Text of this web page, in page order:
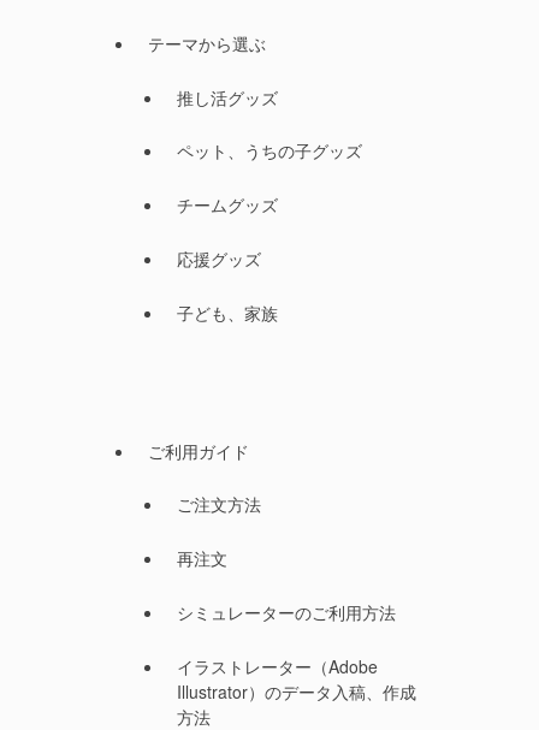
テーマから選ぶ
推し活グッズ
ペット、うちの子グッズ
チームグッズ
応援グッズ
子ども、家族
ご利用ガイド
ご注文方法
再注文
シミュレーターのご利用方法
イラストレーター（Adobe
Illustrator）のデータ入稿、作成
方法